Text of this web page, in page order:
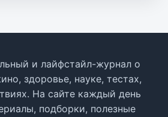
и лайфстайл-журнал о
здоровье, науке, тестах,
На сайте каждый день
подборки, полезные